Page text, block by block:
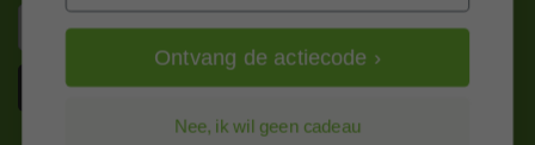
Inschrijven
Ontvang de actiecode ›
Nee, ik wil geen cadeau